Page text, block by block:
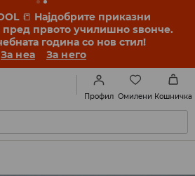
📒 Најдобрите приказни
пред првото училишно ѕвонче.
година со нов стил!
За неа
За него
Профил Омилени Кошничка